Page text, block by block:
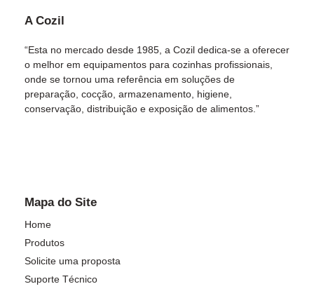
A Cozil
“Esta no mercado desde 1985, a Cozil dedica-se a oferecer
o melhor em equipamentos para cozinhas profissionais,
onde se tornou uma referência em soluções de
preparação, cocção, armazenamento, higiene,
conservação, distribuição e exposição de alimentos.”
Mapa do Site
Home
Produtos
Solicite uma proposta
Suporte Técnico